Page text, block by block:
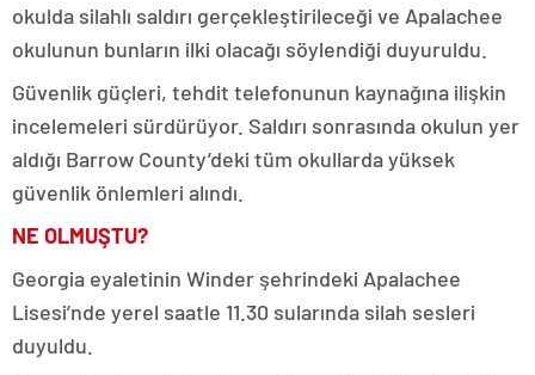
okulda silahlı saldırı gerçekleştirileceği ve Apalachee
okulunun bunların ilki olacağı söylendiği duyuruldu.
Güvenlik güçleri, tehdit telefonunun kaynağına ilişkin
incelemeleri sürdürüyor. Saldırı sonrasında okulun yer
aldığı Barrow County’deki tüm okullarda yüksek
güvenlik önlemleri alındı.
NE OLMUŞTU?
Georgia eyaletinin Winder şehrindeki Apalachee
Lisesi’nde yerel saatle 11.30 sularında silah sesleri
duyuldu.